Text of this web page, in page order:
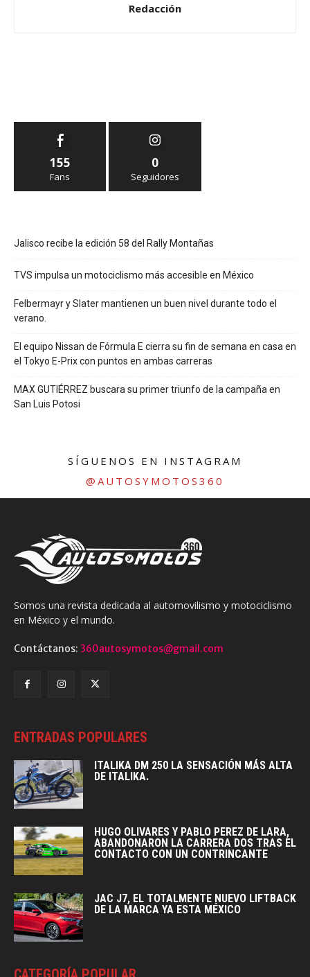
Redacción
155
Fans
0
Seguidores
Jalisco recibe la edición 58 del Rally Montañas
TVS impulsa un motociclismo más accesible en México
Felbermayr y Slater mantienen un buen nivel durante todo el
verano.
El equipo Nissan de Fórmula E cierra su fin de semana en casa en
el Tokyo E-Prix con puntos en ambas carreras
MAX GUTIÉRREZ buscara su primer triunfo de la campaña en
San Luis Potosi
SÍGUENOS EN INSTAGRAM
@AUTOSYMOTOS360
Somos una revista dedicada al automovilismo y motociclismo
en México y el mundo.
Contáctanos: 360autosymotos@gmail.com
ENTRADAS POPULARES
ITALIKA DM 250 LA SENSACIÓN MÁS ALTA
DE ITALIKA.
HUGO OLIVARES Y PABLO PEREZ DE LARA,
ABANDONARON LA CARRERA DOS TRAS EL
CONTACTO CON UN CONTRINCANTE
JAC J7, EL TOTALMENTE NUEVO LIFTBACK
DE LA MARCA YA ESTA MÉXICO